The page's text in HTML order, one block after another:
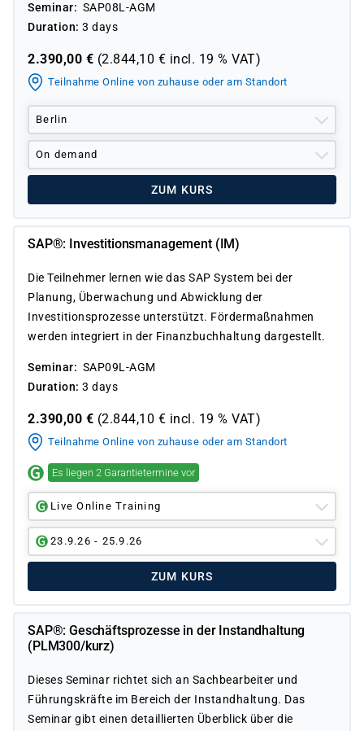
Seminar
SAP08L-AGM
Duration 3 days
2.390,00 € (2.844,10 € incl. 19 % VAT)
Teilnahme Online von zuhause oder am Standort
Berlin
On demand
ZUM KURS
SAP®: Investitionsmanagement (IM)
Die Teilnehmer lernen wie das SAP System bei der
Planung, Überwachung und Abwicklung der
Investitionsprozesse unterstützt. Fördermaßnahmen
werden integriert in der Finanzbuchhaltung dargestellt.
Seminar
SAP09L-AGM
Duration 3 days
2.390,00 € (2.844,10 € incl. 19 % VAT)
Teilnahme Online von zuhause oder am Standort
Es liegen 2 Garantietermine vor
Live Online Training
23.9.26 - 25.9.26
ZUM KURS
SAP®: Geschäftsprozesse in der Instandhaltung
(PLM300/kurz)
Dieses Seminar richtet sich an Sachbearbeiter und
Führungskräfte im Bereich der Instandhaltung. Das
Seminar gibt einen detaillierten Überblick über die